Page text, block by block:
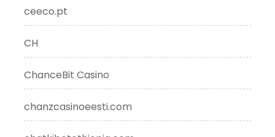
ceeco.pt
CH
ChanceBit Casino
chanzcasinoeesti.com